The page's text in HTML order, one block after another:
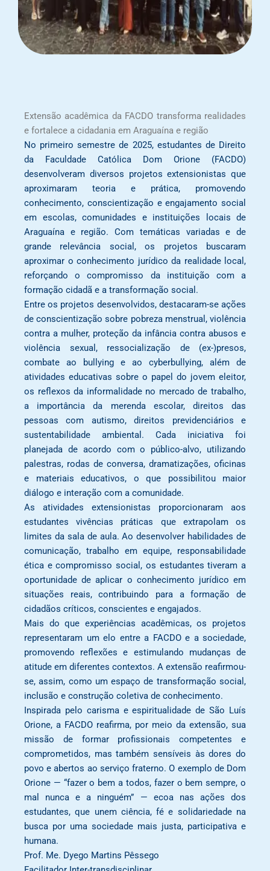
Extensão acadêmica da FACDO transforma realidades
e fortalece a cidadania em Araguaína e região
No primeiro semestre de 2025, estudantes de Direito
da Faculdade Católica Dom Orione (FACDO)
desenvolveram diversos projetos extensionistas que
aproximaram teoria e prática, promovendo
conhecimento, conscientização e engajamento social
em escolas, comunidades e instituições locais de
Araguaína e região. Com temáticas variadas e de
grande relevância social, os projetos buscaram
aproximar o conhecimento jurídico da realidade local,
reforçando o compromisso da instituição com a
formação cidadã e a transformação social.
Entre os projetos desenvolvidos, destacaram-se ações
de conscientização sobre pobreza menstrual, violência
contra a mulher, proteção da infância contra abusos e
violência sexual, ressocialização de (ex-)presos,
combate ao bullying e ao cyberbullying, além de
atividades educativas sobre o papel do jovem eleitor,
os reflexos da informalidade no mercado de trabalho,
a importância da merenda escolar, direitos das
pessoas com autismo, direitos previdenciários e
sustentabilidade ambiental. Cada iniciativa foi
planejada de acordo com o público-alvo, utilizando
palestras, rodas de conversa, dramatizações, oficinas
e materiais educativos, o que possibilitou maior
diálogo e interação com a comunidade.
As atividades extensionistas proporcionaram aos
estudantes vivências práticas que extrapolam os
limites da sala de aula. Ao desenvolver habilidades de
comunicação, trabalho em equipe, responsabilidade
ética e compromisso social, os estudantes tiveram a
oportunidade de aplicar o conhecimento jurídico em
situações reais, contribuindo para a formação de
cidadãos críticos, conscientes e engajados.
Mais do que experiências acadêmicas, os projetos
representaram um elo entre a FACDO e a sociedade,
promovendo reflexões e estimulando mudanças de
atitude em diferentes contextos. A extensão reafirmou-
se, assim, como um espaço de transformação social,
inclusão e construção coletiva de conhecimento.
Inspirada pelo carisma e espiritualidade de São Luís
Orione, a FACDO reafirma, por meio da extensão, sua
missão de formar profissionais competentes e
comprometidos, mas também sensíveis às dores do
povo e abertos ao serviço fraterno. O exemplo de Dom
Orione — “fazer o bem a todos, fazer o bem sempre, o
mal nunca e a ninguém” — ecoa nas ações dos
estudantes, que unem ciência, fé e solidariedade na
busca por uma sociedade mais justa, participativa e
humana.
Prof. Me. Dyego Martins Pêssego